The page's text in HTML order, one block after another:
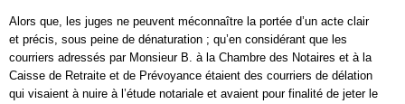
Alors que, les juges ne peuvent méconnaître la portée d’un acte clair
et précis, sous peine de dénaturation ; qu’en considérant que les
courriers adressés par Monsieur B. à la Chambre des Notaires et à la
Caisse de Retraite et de Prévoyance étaient des courriers de délation
qui visaient à nuire à l’étude notariale et avaient pour finalité de jeter le